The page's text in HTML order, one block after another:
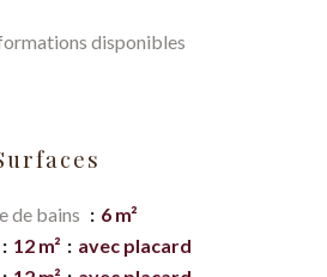
disponibles
de bains
6 m²
12 m²
avec placard